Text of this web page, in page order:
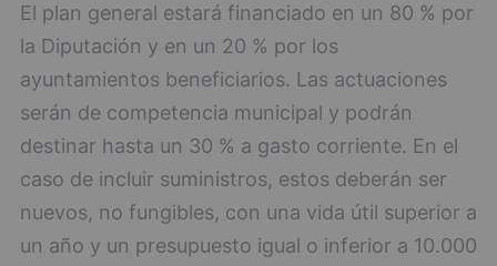
El plan general estará financiado en un 80 % por
la Diputación y en un 20 % por los
ayuntamientos beneficiarios. Las actuaciones
serán de competencia municipal y podrán
destinar hasta un 30 % a gasto corriente. En el
caso de incluir suministros, estos deberán ser
nuevos, no fungibles, con una vida útil superior a
un año y un presupuesto igual o inferior a 10.000